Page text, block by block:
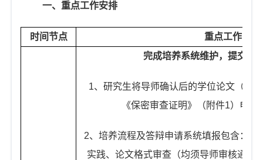
一、重点工作安排
时间节点 重点工作
完成培养系统维护，提交论
1、研究生将导师确认后的学位论文（
《保密审查证明》（附件1）电子
2、 培养流程及答辩申请系统填报包含：培
实践、论文格式审查（均须导师审核通过